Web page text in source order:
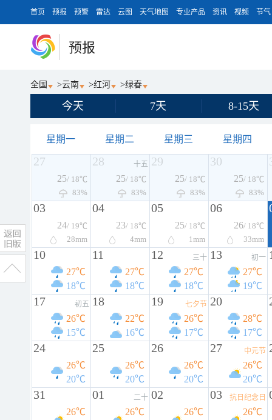
首页 预报 预警 雷达 云图 天气地图 专业产品 资讯 视频 节气
预报
全国 >云南 >红河 >绿春
今天 7天 8-15天
星期一 星期二 星期三 星期四
27
25/ 18℃
83%
28 十五
25/ 18℃
83%
29
25/ 18℃
83%
30
25/ 18℃
83%
03
24/ 19℃
28mm
04
23/ 18℃
4mm
05
25/ 18℃
1mm
06
26/ 18℃
33mm
10
27℃
18℃
11
27℃
18℃
12 三十
27℃
18℃
13 初一
27℃
19℃
17 初五
26℃
15℃
18
22℃
16℃
19 七夕节
26℃
17℃
20
28℃
17℃
24
26℃
20℃
25
26℃
20℃
26
26℃
20℃
27 中元节
26℃
20℃
31
26℃
01 二十
26℃
02
26℃
03 抗日纪念日
26℃